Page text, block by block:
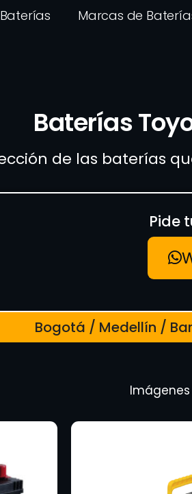
Marcas de
Baterías
de las baterías
Pide
Bogotá / Medellín /